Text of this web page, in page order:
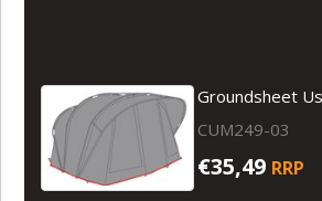
Groundsheet
CUM249-03
€35,49 RRP